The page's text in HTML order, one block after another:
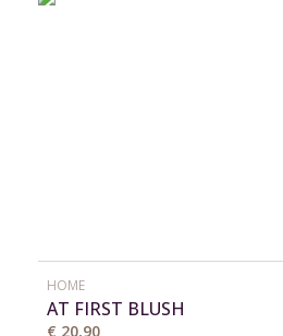
HOME
AT FIRST BLUSH
€ 20,90